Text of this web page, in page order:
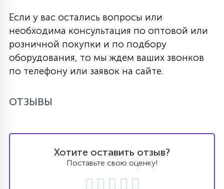
Если у вас остались вопросы или
необходима консультация по оптовой или
розничной покупки и по подбору
оборудования, то мы ждем ваших звонков
по телефону или заявок на сайте.
ОТЗЫВЫ
Хотите оставить отзыв?
Поставьте свою оценку!